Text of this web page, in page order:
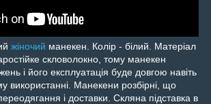
жіночий манекен. Колір - білий. Матеріал
скловолокно, тому манекен
і його експлуатація буде довгою навіть
використанні. Манекени розбірні, що
і доставки. Скляна підставка в